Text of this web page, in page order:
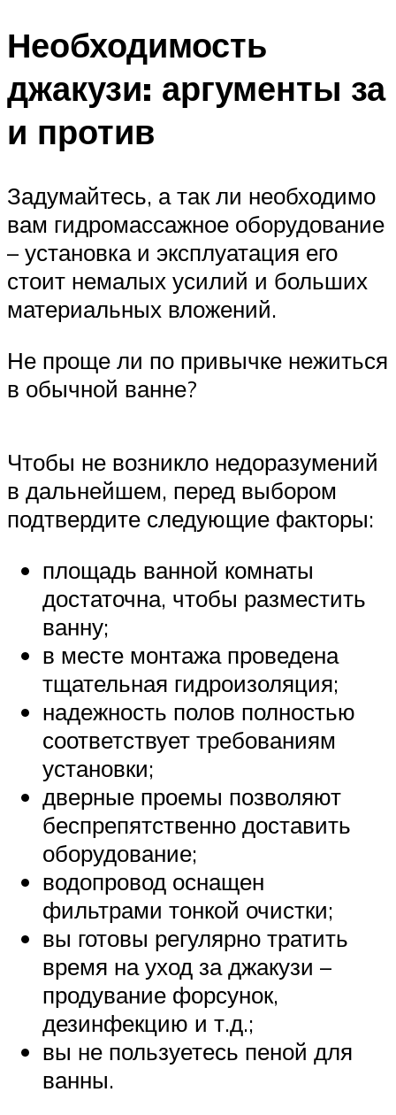
Необходимость
джакузи: аргументы за
и против
Задумайтесь, а так ли необходимо
вам гидромассажное оборудование
– установка и эксплуатация его
стоит немалых усилий и больших
материальных вложений.
Не проще ли по привычке нежиться
в обычной ванне?
Чтобы не возникло недоразумений
в дальнейшем, перед выбором
подтвердите следующие факторы:
площадь ванной комнаты
достаточна, чтобы разместить
ванну;
в месте монтажа проведена
тщательная гидроизоляция;
надежность полов полностью
соответствует требованиям
установки;
дверные проемы позволяют
беспрепятственно доставить
оборудование;
водопровод оснащен
фильтрами тонкой очистки;
вы готовы регулярно тратить
время на уход за джакузи –
продувание форсунок,
дезинфекцию и т.д.;
вы не пользуетесь пеной для
ванны.